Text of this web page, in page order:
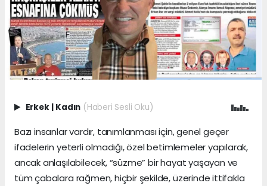
Erkek | Kadın (Haberi Sesli Oku)
Bazı insanlar vardır, tanımlanması için, genel geçer
ifadelerin yeterli olmadığı, özel betimlemeler yapılarak,
ancak anlaşılabilecek, “süzme” bir hayat yaşayan ve
tüm çabalara rağmen, hiçbir şekilde, üzerinde ittifakla